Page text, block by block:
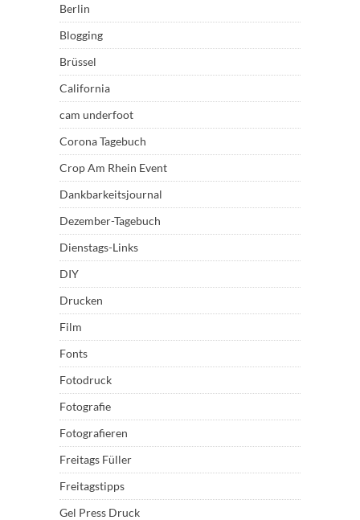
Berlin
Blogging
Brüssel
California
cam underfoot
Corona Tagebuch
Crop Am Rhein Event
Dankbarkeitsjournal
Dezember-Tagebuch
Dienstags-Links
DIY
Drucken
Film
Fonts
Fotodruck
Fotografie
Fotografieren
Freitags Füller
Freitagstipps
Gel Press Druck